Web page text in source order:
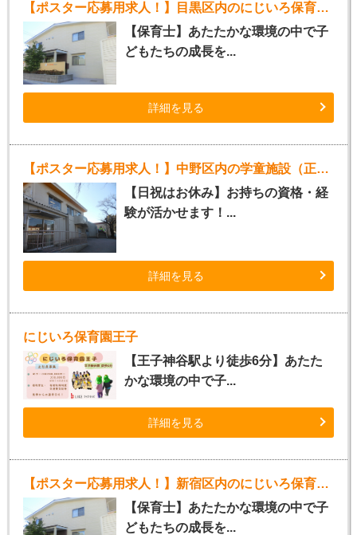
【ポスター応募用求人！】目黒区内のにじいろ保育園（パート）
【保育士】あたたかな環境の中で子
どもたちの成長を...
詳細を見る
【ポスター応募用求人！】中野区内の学童施設（正社員指導員）
【日祝はお休み】お持ちの資格・経
験が活かせます！...
詳細を見る
にじいろ保育園王子
【王子神谷駅より徒歩6分】あたた
かな環境の中で子...
詳細を見る
【ポスター応募用求人！】新宿区内のにじいろ保育園（正社員）
【保育士】あたたかな環境の中で子
どもたちの成長を...